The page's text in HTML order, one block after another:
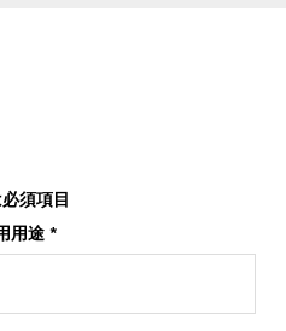
須項目
用途 *